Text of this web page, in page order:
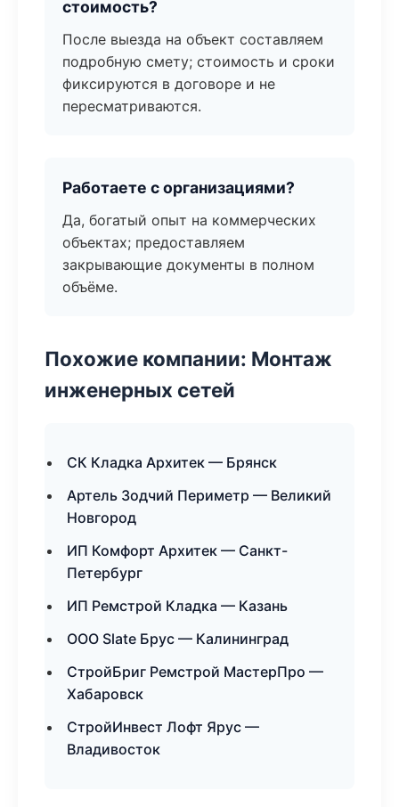
стоимость?
После выезда на объект составляем
подробную смету; стоимость и сроки
фиксируются в договоре и не
пересматриваются.
Работаете с организациями?
Да, богатый опыт на коммерческих
объектах; предоставляем
закрывающие документы в полном
объёме.
Похожие компании: Монтаж
инженерных сетей
СК Кладка Архитек — Брянск
Артель Зодчий Периметр — Великий
Новгород
ИП Комфорт Архитек — Санкт-
Петербург
ИП Ремстрой Кладка — Казань
ООО Slate Брус — Калининград
СтройБриг Ремстрой МастерПро —
Хабаровск
СтройИнвест Лофт Ярус —
Владивосток